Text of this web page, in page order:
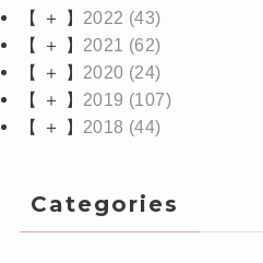
【 ＋ 】 2022 (43)
【 ＋ 】 2021 (62)
【 ＋ 】 2020 (24)
【 ＋ 】 2019 (107)
【 ＋ 】 2018 (44)
Categories